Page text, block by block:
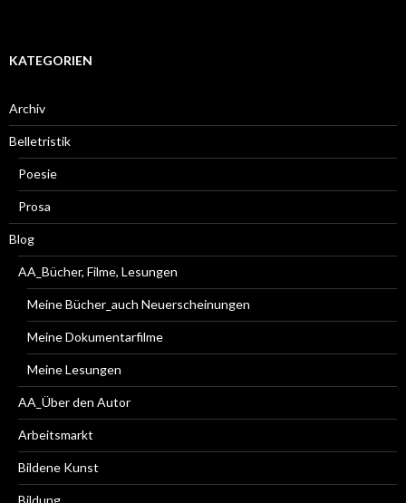
KATEGORIEN
Archiv
Belletristik
Poesie
Prosa
Blog
AA_Bücher, Filme, Lesungen
Meine Bücher_auch Neuerscheinungen
Meine Dokumentarfilme
Meine Lesungen
AA_Über den Autor
Arbeitsmarkt
Bildene Kunst
Bildung